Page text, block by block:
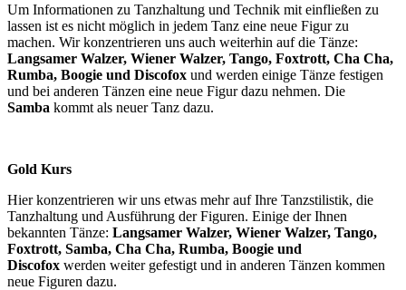
Um Informationen zu Tanzhaltung und Technik mit einfließen zu
lassen ist es nicht möglich in jedem Tanz eine neue Figur zu
machen. Wir konzentrieren uns auch weiterhin auf die Tänze:
Langsamer Walzer, Wiener Walzer, Tango, Foxtrott, Cha Cha,
Rumba, Boogie und Discofox und werden einige Tänze festigen
und bei anderen Tänzen eine neue Figur dazu nehmen. Die
Samba kommt als neuer Tanz dazu.
Gold Kurs
Hier konzentrieren wir uns etwas mehr auf Ihre Tanzstilistik, die
Tanzhaltung und Ausführung der Figuren. Einige der Ihnen
bekannten Tänze: Langsamer Walzer, Wiener Walzer, Tango,
Foxtrott, Samba, Cha Cha, Rumba, Boogie und
Discofox werden weiter gefestigt und in anderen Tänzen kommen
neue Figuren dazu.